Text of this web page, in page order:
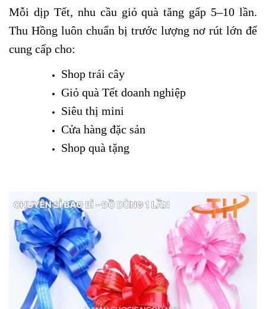
Mỗi dịp Tết, nhu cầu giỏ quà tăng gấp 5–10 lần.
Thu Hồng luôn chuẩn bị trước lượng nơ rút lớn để
cung cấp cho:
Shop trái cây
Giỏ quà Tết doanh nghiệp
Siêu thị mini
Cửa hàng đặc sản
Shop quà tặng